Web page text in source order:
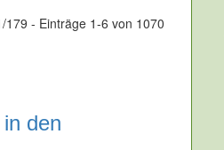
179 - Einträge 1-6 von 1070
den